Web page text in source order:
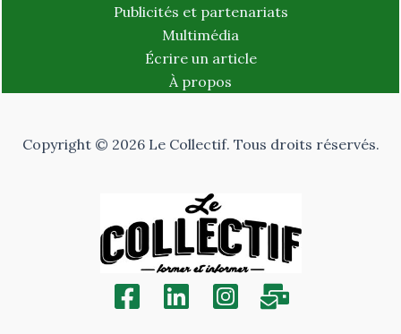
Publicités et partenariats
Multimédia
Écrire un article
À propos
Copyright © 2026 Le Collectif. Tous droits réservés.